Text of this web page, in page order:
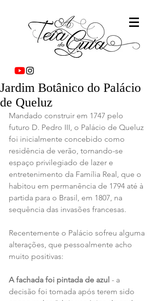
Jardim Botânico do Palácio
de Queluz
Mandado construir em 1747 pelo
futuro D. Pedro III, o Palácio de Queluz
foi inicialmente concebido como
residência de verão, tornando-se
espaço privilegiado de lazer e
entretenimento da Família Real, que o
habitou em permanência de 1794 até à
partida para o Brasil, em 1807, na
sequência das invasões francesas.
Recentemente o Palácio sofreu alguma
alterações, que pessoalmente acho
muito positivas:
A fachada foi pintada de azul - a
decisão foi tomada após terem sido